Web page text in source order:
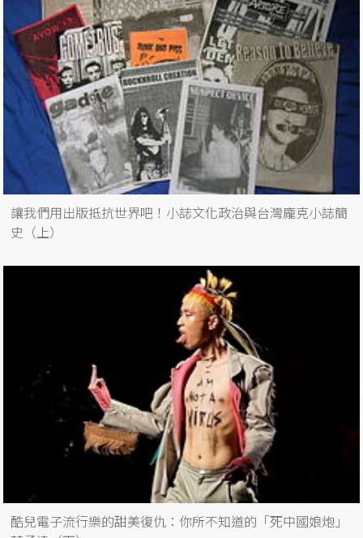
讓我們用出版抵抗世界吧！小誌文化政治與台灣龐克小誌簡
史（上）
酷兒電子流行樂的甜美復仇：你所不知道的「死中國娘炮」